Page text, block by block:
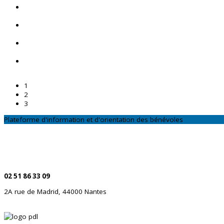
1
2
3
Plateforme d'information et d'orientation des bénévoles
02 51 86 33 09
2A rue de Madrid, 44000 Nantes